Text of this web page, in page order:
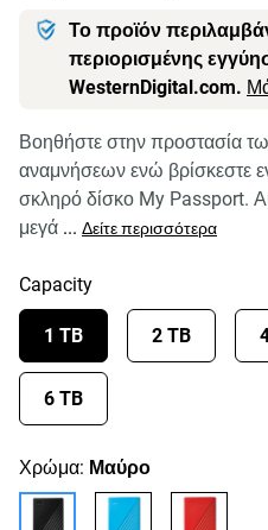
Το προϊόν
περιορισμένης
WesternDigital.com.
Βοηθήστε στην προστασία
αναμνήσεων ενώ βρίσκεστε
σκληρό δίσκο My Passport.
μεγά ... Δείτε περισσότερα
Capacity
1 TB 2 TB
6 TB
Χρώμα: Μαύρο